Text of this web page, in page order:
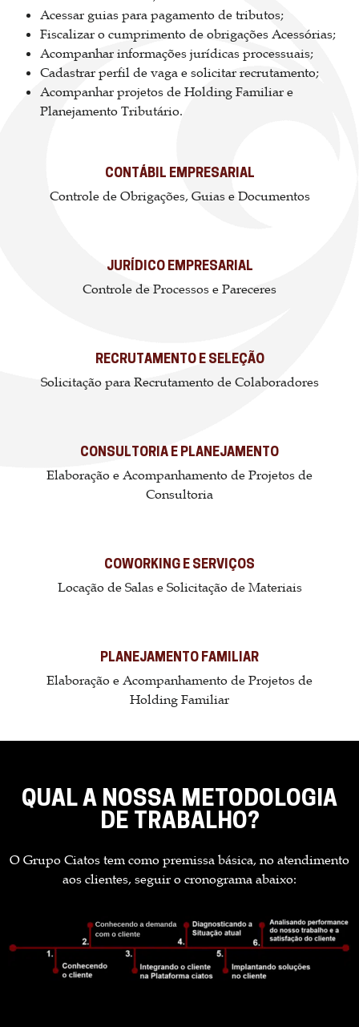
Acessar guias para pagamento de tributos;
Fiscalizar o cumprimento de obrigações Acessórias;
Acompanhar informações jurídicas processuais;
Cadastrar perfil de vaga e solicitar recrutamento;
Acompanhar projetos de Holding Familiar e
Planejamento Tributário.
CONTÁBIL EMPRESARIAL
Controle de Obrigações, Guias e Documentos
JURÍDICO EMPRESARIAL
Controle de Processos e Pareceres
RECRUTAMENTO E SELEÇÃO
Solicitação para Recrutamento de Colaboradores
CONSULTORIA E PLANEJAMENTO
Elaboração e Acompanhamento de Projetos de
Consultoria
COWORKING E SERVIÇOS
Locação de Salas e Solicitação de Materiais
PLANEJAMENTO FAMILIAR
Elaboração e Acompanhamento de Projetos de
Holding Familiar
QUAL A NOSSA METODOLOGIA
DE TRABALHO?
O Grupo Ciatos tem como premissa básica, no atendimento
aos clientes, seguir o cronograma abaixo: